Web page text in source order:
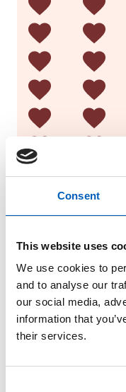
Consent
This website uses
We use cookies to
and to analyse our
our social media,
information that
their services.